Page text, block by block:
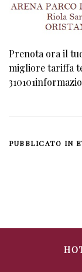
Prenota ora il
migliore tariffa
PUBBLICATO IN